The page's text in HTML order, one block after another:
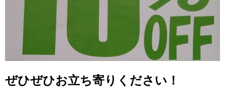
ぜひぜひお立ち寄りください！